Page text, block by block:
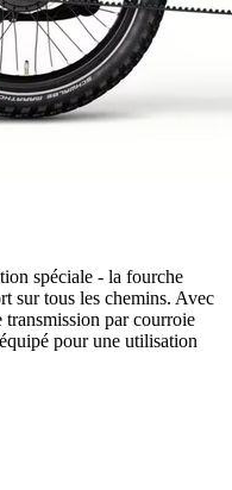
spéciale - la fourche
sur tous les chemins. Avec
transmission par courroie
pour une utilisation